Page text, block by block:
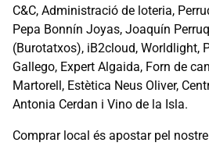
C&C, Administració de loteria,
Pepa Bonnín Joyas, Joaquín
(Burotatxos), iB2cloud, Worldlight,
Gallego, Expert Algaida, Forn de
Martorell, Estètica Neus Oliver,
Antonia Cerdan i Vino de la Isla.
Comprar local és apostar pel